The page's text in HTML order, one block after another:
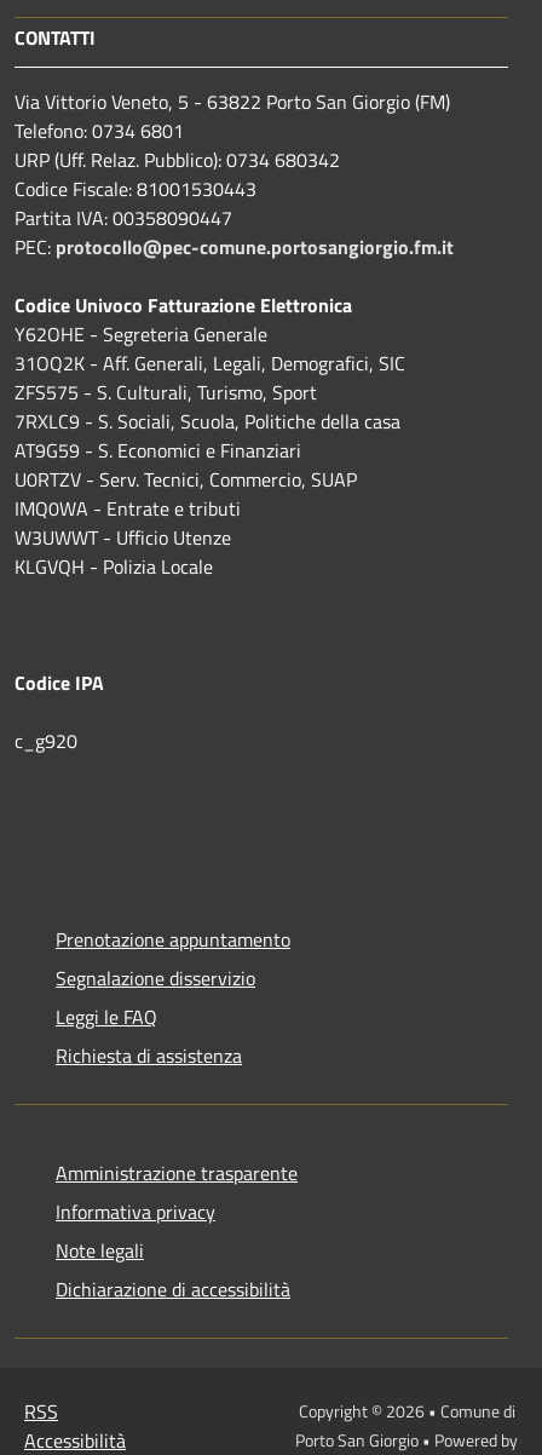
CONTATTI
Via Vittorio Veneto, 5 - 63822 Porto San Giorgio (FM)
Telefono: 0734 6801
URP (Uff. Relaz. Pubblico): 0734 680342
Codice Fiscale: 81001530443
Partita IVA: 00358090447
PEC: protocollo@pec-comune.portosangiorgio.fm.it
Codice Univoco Fatturazione Elettronica
Y62OHE - Segreteria Generale
31OQ2K - Aff. Generali, Legali, Demografici, SIC
ZFS575 - S. Culturali, Turismo, Sport
7RXLC9 - S. Sociali, Scuola, Politiche della casa
AT9G59 - S. Economici e Finanziari
U0RTZV - Serv. Tecnici, Commercio, SUAP
IMQ0WA - Entrate e tributi
W3UWWT - Ufficio Utenze
KLGVQH - Polizia Locale
Codice IPA
c_g920
Prenotazione appuntamento
Segnalazione disservizio
Leggi le FAQ
Richiesta di assistenza
Amministrazione trasparente
Informativa privacy
Note legali
Dichiarazione di accessibilità
RSS
Accessibilità
Copyright © 2026 • Comune di
Porto San Giorgio • Powered by